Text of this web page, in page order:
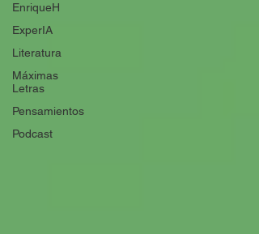
EnriqueH
ExperIA
Literatura
Máximas
Letras
Pensamientos
Podcast